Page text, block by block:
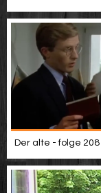
Der alte - folge